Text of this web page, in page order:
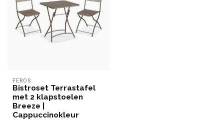
FEROS
Bistroset Terrastafel
met 2 klapstoelen
Breeze |
Cappuccinokleur